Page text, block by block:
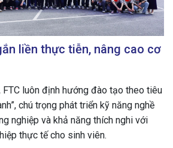
liền thực tiễn, nâng cao cơ
FTC luôn định hướng đào tạo theo tiêu
chú trọng phát triển kỹ năng nghề
nghiệp và khả năng thích nghi với
thực tế cho sinh viên.